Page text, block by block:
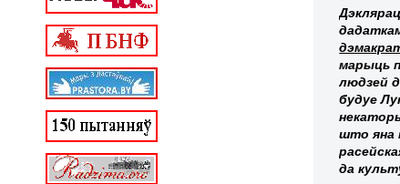
марыць
людзей
будуе
што яна
да